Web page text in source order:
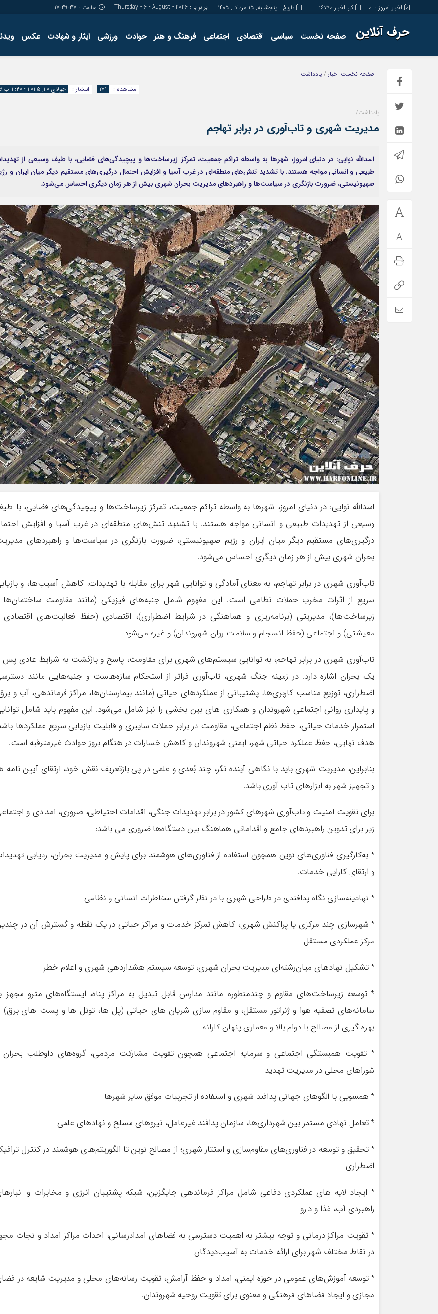
کل اخبار 16770 اخبار امروز : 0 تاریخ : پنجشنبه, ۱۵ مرداد , ۱۴۰۵ برابر با : Thursday - 6 - August - 2026 ساعت : 17:39:38
حرف آنلاین صفحه نخست سیاسی اقتصادی اجتماعی فرهنگ و هنر حوادث ورزشی ایثار و شهادت عکس
کارگاه
تولید صفحه نخست اخبار / یادداشت
انتشار :
جولای 20, 2025 - 2:40 ب.ظ مشاهده : 171
یادداشت/
مدیریت شهری و تاب‌آوری در برابر تهاجم
اسدالله نوایی: در دنیای امروز، ‌شهرها به واسطه تراکم جمعیت، تمرکز زیرساخت‌ها و پیچیدگی‌های فضایی، با طیف وسیعی از
طبیعی و انسانی مواجه هستند. با تشدید تنش‌های منطقه‌ای در غرب آسیا و افزایش احتمال درگیری‌های مستقیم دیگر میان ایران و
صهیونیستی، ضرورت بازنگری در سیاست‌ها و راهبردهای مدیریت بحران شهری بیش از هر زمان دیگری احساس می‌شود.
اسدالله نوایی: در دنیای امروز، ‌شهرها به واسطه تراکم جمعیت، تمرکز زیرساخت‌ها و پیچیدگی‌های فضایی، با
وسیعی از تهدیدات طبیعی و انسانی مواجه هستند. با تشدید تنش‌های منطقه‌ای در غرب آسیا و افزایش
درگیری‌های مستقیم دیگر میان ایران و رژیم صهیونیستی، ضرورت بازنگری در سیاست‌ها و راهبردهای
بحران شهری بیش از هر زمان دیگری احساس می‌شود.
تاب‌آوری شهری در برابر تهاجم، به معنای آمادگی و توانایی شهر برای مقابله با تهدیدات، کاهش آسیب‌ها، و
سریع از اثرات مخرب حملات نظامی است. این مفهوم شامل جنبه‌های فیزیکی (مانند مقاومت ساختمان‌ها
زیرساخت‌ها)، مدیریتی (برنامه‌ریزی و هماهنگی در شرایط اضطراری)، اقتصادی (حفظ فعالیت‌های اقتصادی
معیشتی) و اجتماعی (حفظ انسجام و سلامت روان شهروندان) و غیره می‌شود.
تاب‌آوری شهری در برابر تهاحم، به توانایی سیستم‌های شهری برای مقاومت، پاسخ و بازگشت به شرایط عادی پس
یک بحران اشاره دارد. در زمینه جنگ شهری، تاب‌آوری فراتر از استحکام سازه‌هاست و جنبه‌هایی مانند
اضطراری، توزیع مناسب کاربری‌ها، پشتیبانی از عملکردهای حیاتی (مانند بیمارستان‌ها، مراکز فرماندهی، آب و
و پایداری روانی-‌‌اجتماعی شهروندان و همکاری های بین بخشی را نیز شامل می‌شود. این مفهوم باید شامل
استمرار خدمات حیاتی، حفظ نظم اجتماعی، مقاومت در برابر حملات سایبری و قابلیت بازیابی سریع عملکردها
هدف نهایی، حفظ عملکرد حیاتی شهر، ایمنی شهروندان و کاهش خسارات در هنگام بروز حوادث غیرمترقبه است.
بنابراین، مدیریت شهری باید با نگاهی آینده نگر، چند بُعدی و علمی در پی بازتعریف نقش خود، ارتقای آیین نامه
و تجهیز شهر به ابزارهای تاب آوری باشد.
برای تقویت امنیت و تاب‌آوری شهرهای کشور در برابر تهدیدات جنگی، اقدامات احتیاطی، ضروری، امدادی و
زیر برای تدوین راهبردهای جامع و اقداماتی هماهنگ بین دستگاه‌ها ضروری می باشد:
* به‌کارگیری فناوری‌های نوین همچون استفاده از فناوری‌های هوشمند برای پایش و مدیریت بحران، ردیابی
و ارتقای کارایی خدمات.
* نهادینه‌سازی نگاه پدافندی در طراحی شهری با در نظر گرفتن مخاطرات انسانی و نظامی
* شهرسازی چند مرکزی یا پراکنش شهری، کاهش تمرکز خدمات و مراکز حیاتی در یک نقطه و گسترش آن در
مرکز عملکردی مستقل
* تشکیل نهادهای میان‌رشته‌ای مدیریت بحران شهری، توسعه سیستم هشداردهی شهری و اعلام خطر
* توسعه زیرساخت‌های مقاوم و چندمنظوره مانند مدارس قابل تبدیل به مراکز پناه، ایستگاه‌های مترو مجهز
سامانه‌های تصفیه هوا و ژنراتور مستقل، و مقاوم سازی شریان های حیاتی (پل ها، تونل ها و پست های برق)
بهره گیری از مصالح با دوام بالا و معماری پنهان کارانه
* تقویت همبستگی اجتماعی و سرمایه اجتماعی همچون تقویت مشارکت مردمی، گروه‌های داوطلب بحران
شوراهای محلی در مدیریت تهدید‌
* همسویی با الگوهای جهانی پدافند شهری و استفاده از تجربیات موفق سایر شهرها
* تعامل نهادی مستمر بین شهرداری‌ها، سازمان پدافند غیرعامل، نیروهای مسلح و نهادهای علمی
* تحقیق و توسعه در فناوری‌های مقاوم‌سازی و استتار شهری؛ از مصالح نوین تا الگوریتم‌های هوشمند در کنترل
اضطراری
* ایجاد لایه های عملکردی دفاعی شامل مراکز فرماندهی جایگزین، شبکه پشتیبان انرژی و مخابرات و
راهبردی آب، غذا و دارو
* تقویت مراکز درمانی و توجه بیشتر به اهمیت دسترسی به فضاهای امدادرسانی، احداث مراکز امداد و نجات
در نقاط مختلف شهر برای ارائه خدمات به آسیب‌دیدگان
* توسعه آموزش‌های عمومی در حوزه ایمنی، امداد و حفظ آرامش، تقویت رسانه‌های محلی و مدیریت شایعه در
مجازی و ایجاد فضاهای فرهنگی و معنوی برای تقویت روحیه شهروندان.